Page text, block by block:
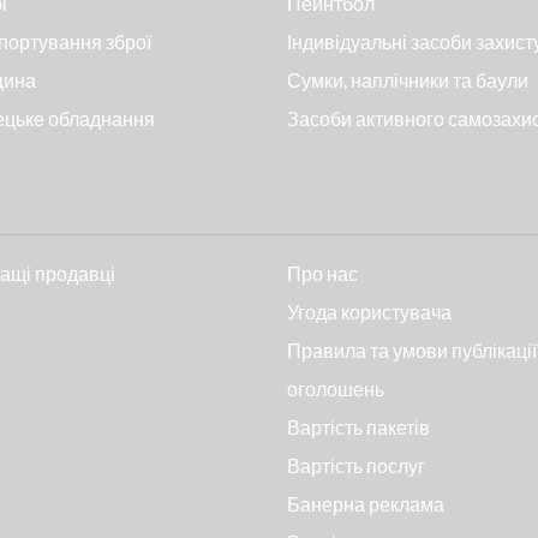
зброї
Індивідуальні засоби
Сумки, наплічники та баули
обладнання
Засоби активного
продавці
Про нас
Угода користувача
Правила та умови публікації
оголошень
Вартість пакетів
Вартість послуг
Банерна реклама